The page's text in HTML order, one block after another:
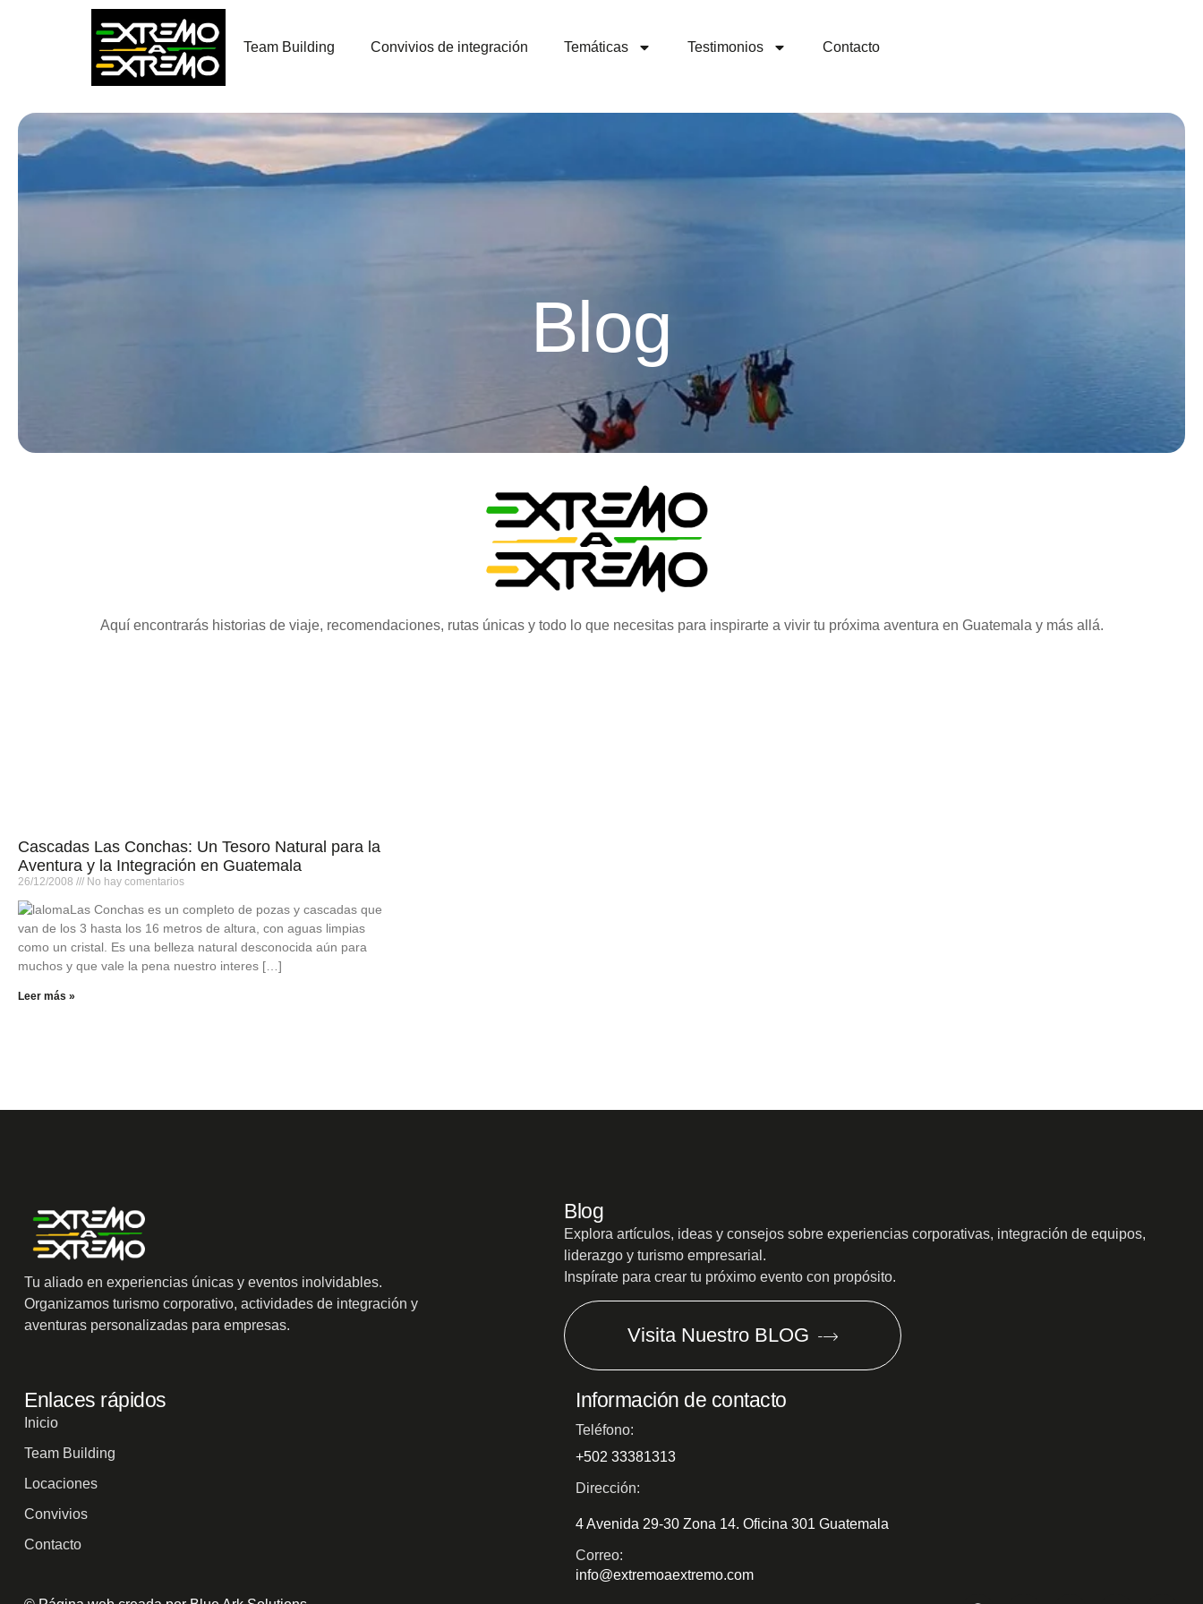
Team Building Convivios de integración Temáticas Testimonios Contacto
Blog
Aquí encontrarás historias de viaje, recomendaciones, rutas únicas y todo lo que necesitas para inspirarte a vivir tu próxima aventura en Guatemala y más allá.
Cascadas Las Conchas: Un Tesoro Natural para la
Aventura y la Integración en Guatemala
26/12/2008 No hay comentarios
Las Conchas es un completo de pozas y cascadas que
van de los 3 hasta los 16 metros de altura, con aguas limpias
como un cristal. Es una belleza natural desconocida aún para
muchos y que vale la pena nuestro interes […]
Leer más »
Tu aliado en experiencias únicas y eventos inolvidables.
Organizamos turismo corporativo, actividades de integración y
aventuras personalizadas para empresas.
Blog
Explora artículos, ideas y consejos sobre experiencias corporativas, integración de equipos,
liderazgo y turismo empresarial.
Inspírate para crear tu próximo evento con propósito.
Visita Nuestro BLOG
Enlaces rápidos
Inicio
Team Building
Locaciones
Convivios
Contacto
Información de contacto
Teléfono:
+502 33381313
Dirección:
4 Avenida 29-30 Zona 14. Oficina 301 Guatemala
Correo:
info@extremoaextremo.com